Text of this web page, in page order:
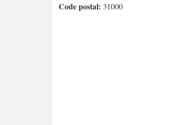
Code postal: 31000